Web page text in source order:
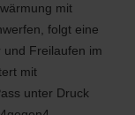
mit
folgt eine
und Freilaufen im
mit
unter Druck